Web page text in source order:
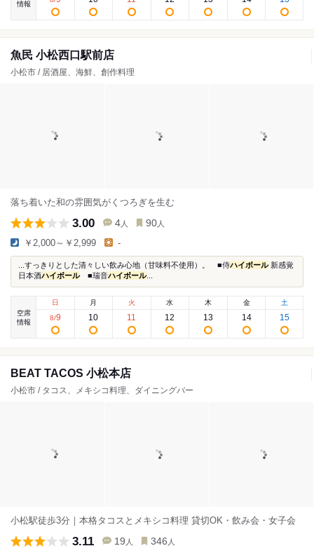
情報
魚民 小松西口駅前店
小松市 / 居酒屋、海鮮、創作料理
落ち着いた和の雰囲気がくつろぎを生む
3.00 4 人 90 人
￥2,000～￥2,999 -
...すっきりとした清々しい飲み心地（甘味料不使用）。 ■侍ハイボール新感覚
日本酒ハイボール■瑞音ハイボール...
空席
情報
日
8/9
月
10
火
11
水
12
木
13
金
14
土
15
BEAT TACOS 小松本店
小松市 / タコス、メキシコ料理、ダイニングバー
小松駅徒歩3分｜本格タコスとメキシコ料理 貸切OK・飲み会・女子会
3.11 19 人 346 人